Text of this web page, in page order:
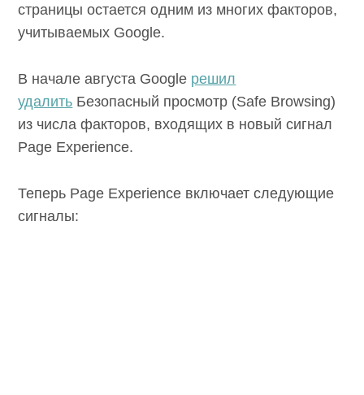
страницы остается одним из многих факторов,
учитываемых Google.
В начале августа Google решил
удалить Безопасный просмотр (Safe Browsing)
из числа факторов, входящих в новый сигнал
Page Experience.
Теперь Page Experience включает следующие
сигналы: